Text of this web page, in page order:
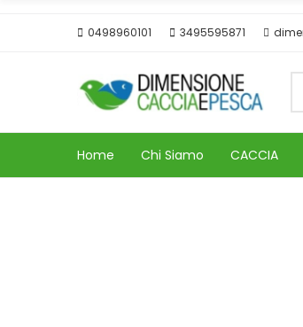
0498960101 3495595871
Home Chi Siamo CACCIA